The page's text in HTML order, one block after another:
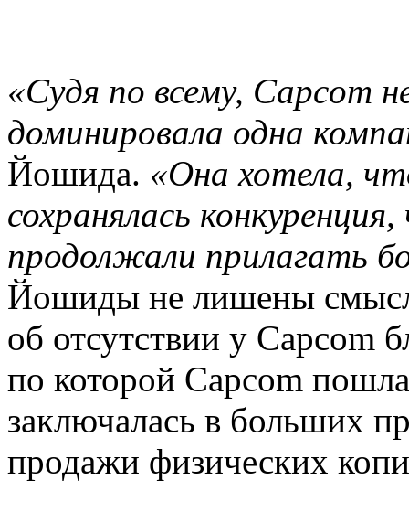
«Судя по всему, Capcom
доминировала одна
Йошида. «Она хотела,
сохранялась
продолжали прилагать
Йошиды не лишены
об отсутствии у Capcom
по которой Capcom
заключалась в больших
продажи физических